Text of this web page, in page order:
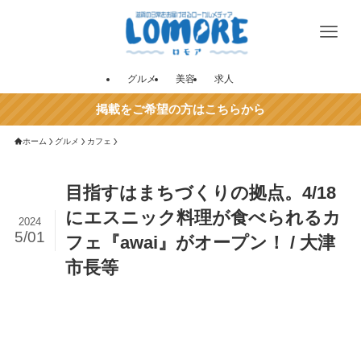
グルメ 美容 求人
掲載をご希望の方はこちらから
ホーム グルメ カフェ
目指すはまちづくりの拠点。4/18
にエスニック料理が食べられるカ
フェ『awai』がオープン！ / 大津
市長等
2024
5/01